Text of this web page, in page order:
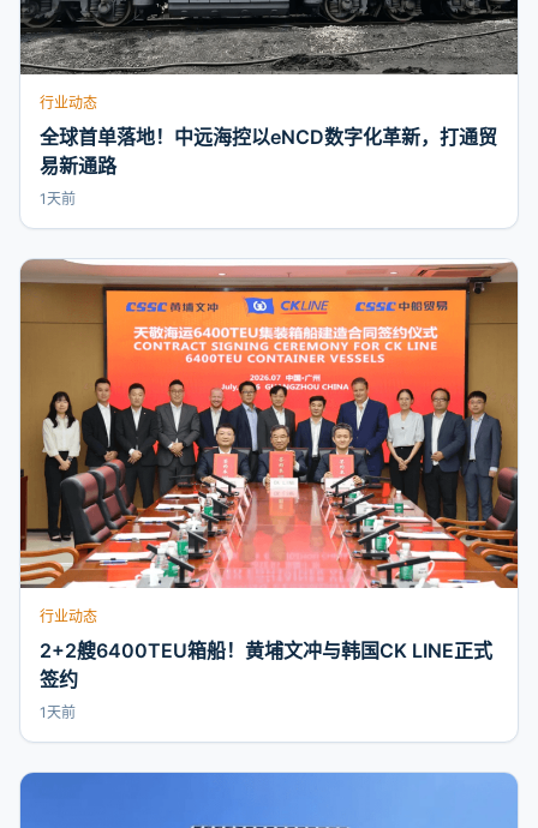
行业动态
全球首单落地！中远海控以eNCD数字化革新，打通贸
易新通路
1天前
行业动态
2+2艘6400TEU箱船！黄埔文冲与韩国CK LINE正式
签约
1天前